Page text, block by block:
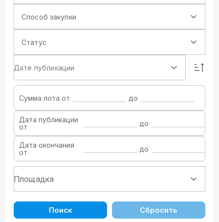
Способ закупки
Статус
Дате публикации
Сумма лота от до
Дата публикации
от
до
Дата окончания
от
до
Поиск Сбросить